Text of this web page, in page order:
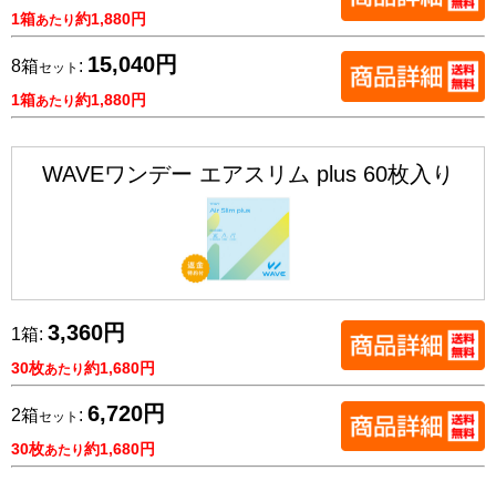
1箱あたり約1,880円
8箱セット : 15,040円
1箱あたり約1,880円
WAVEワンデー エアスリム plus 60枚入り
1箱: 3,360円
30枚あたり約1,680円
2箱セット : 6,720円
30枚あたり約1,680円